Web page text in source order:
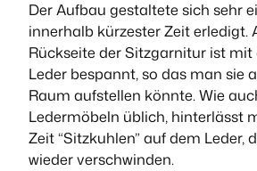
Der Aufbau gestaltete sich sehr
innerhalb kürzester Zeit erledigt.
Rückseite der Sitzgarnitur ist
Leder bespannt, so das man sie
Raum aufstellen könnte. Wie
Ledermöbeln üblich, hinterlässt
Zeit “Sitzkuhlen” auf dem Leder,
wieder verschwinden.